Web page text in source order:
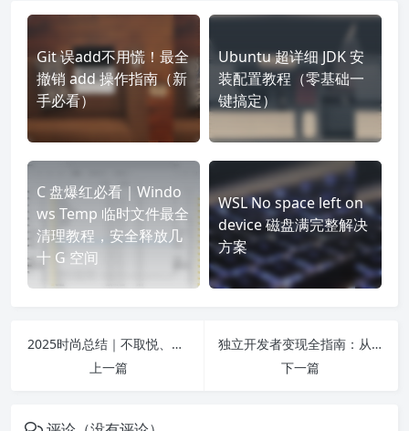
Git 误add不用慌！最全
撤销 add 操作指南（新
手必看）
Ubuntu 超详细 JDK 安
装配置教程（零基础一
键搞定）
C 盘爆红必看｜Windo
ws Temp 临时文件最全
清理教程，安全释放几
十 G 空间
WSL No space left on
device 磁盘满完整解决
方案
2025时尚总结｜不取悦、不定义，穿搭与美都是情绪的温柔安放✨
上一篇
独立开发者变现全指南：从副业接单到年入百万，普通人也能走通的路
下一篇